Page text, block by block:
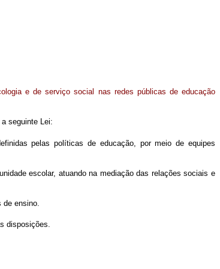
e de serviço social nas redes públicas de educação
seguinte Lei:
pelas políticas de educação, por meio de equipes
escolar, atuando na mediação das relações sociais e
de ensino.
disposições.